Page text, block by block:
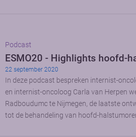
Podcast
ESMO20 - Highlights hoofd-
22 september 2020
In deze podcast bespreken internist-
en internist-oncoloog Carla van Herpen
Radboudumc te Nijmegen, de laatste
tot de behandeling van hoofd-